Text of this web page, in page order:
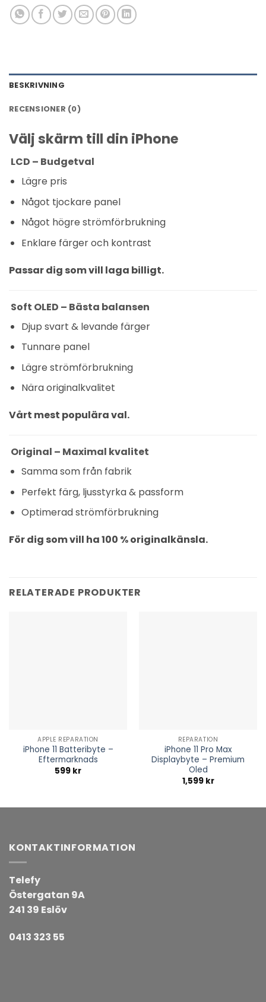
BESKRIVNING
RECENSIONER (0)
Välj skärm till din iPhone
LCD – Budgetval
Lägre pris
Något tjockare panel
Något högre strömförbrukning
Enklare färger och kontrast
Passar dig som vill laga billigt.
Soft OLED – Bästa balansen
Djup svart & levande färger
Tunnare panel
Lägre strömförbrukning
Nära originalkvalitet
Vårt mest populära val.
Original – Maximal kvalitet
Samma som från fabrik
Perfekt färg, ljusstyrka & passform
Optimerad strömförbrukning
För dig som vill ha 100 % originalkänsla.
RELATERADE PRODUKTER
APPLE REPARATION
iPhone 11 Batteribyte –
Eftermarknads
599 kr
REPARATION
iPhone 11 Pro Max
Displaybyte – Premium
Oled
1,599 kr
KONTAKTINFORMATION
Telefy
Östergatan 9A
241 39 Eslöv
0413 323 55